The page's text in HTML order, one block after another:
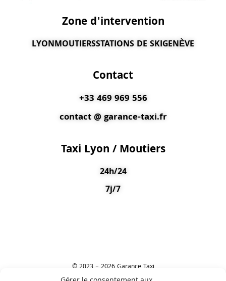
Zone d'intervention
LYONMOUTIERSSTATIONS DE SKIGENÈVE
Contact
+33 469 969 556
contact @ garance-taxi.fr
Taxi Lyon / Moutiers
24h/24
7j/7
© 2023 – 2026 Garance Taxi